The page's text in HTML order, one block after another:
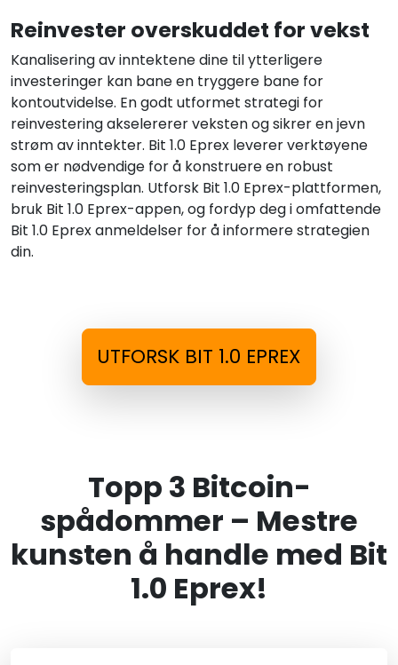
Reinvester overskuddet for vekst
Kanalisering av inntektene dine til ytterligere
investeringer kan bane en tryggere bane for
kontoutvidelse. En godt utformet strategi for
reinvestering akselererer veksten og sikrer en jevn
strøm av inntekter. Bit 1.0 Eprex leverer verktøyene
som er nødvendige for å konstruere en robust
reinvesteringsplan. Utforsk Bit 1.0 Eprex-plattformen,
bruk Bit 1.0 Eprex-appen, og fordyp deg i omfattende
Bit 1.0 Eprex anmeldelser for å informere strategien
din.
UTFORSK BIT 1.0 EPREX
Topp 3 Bitcoin-
spådommer – Mestre
kunsten å handle med Bit
1.0 Eprex!